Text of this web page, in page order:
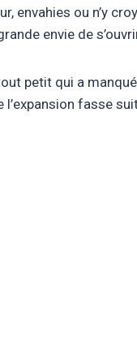
envahies ou n’y
envie de
petit qui a
fasse